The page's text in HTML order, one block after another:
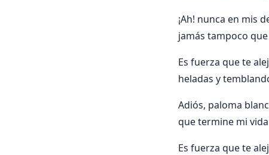
¡Ah! nunca en mis
jamás tampoco
Es fuerza que te
heladas y
Adiós, paloma
que termine mi
Es fuerza que te